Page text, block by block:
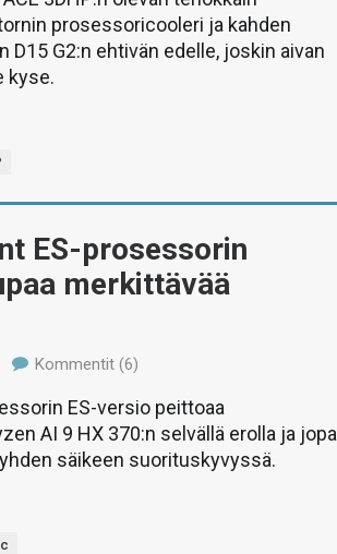
prosessoricooleri ja kahden
G2:n ehtivän edelle, joskin aivan
kyse.
ES-prosessorin
merkittävää
Kommentit (6)
ES-versio peittoaa
AI 9 HX 370:n selvällä erolla ja jopa
säikeen suorituskyvyssä.